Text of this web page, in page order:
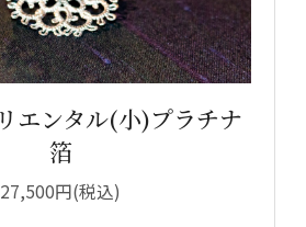
エンタル(小)プラチナ
箔
27,500円(税込)